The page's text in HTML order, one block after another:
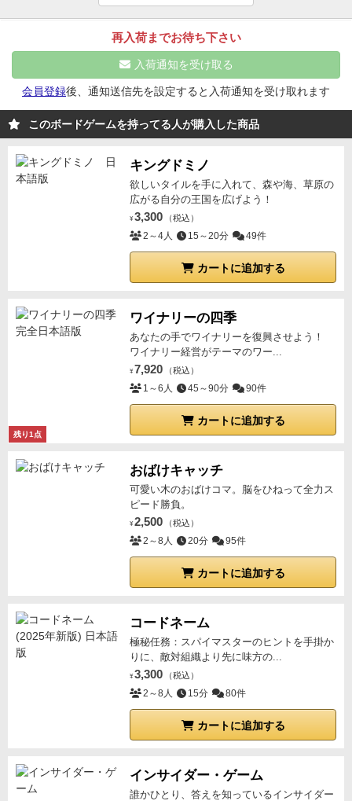
ど、カード一枚一枚への集中力と計画性が試され、考
えている時間はあっという間に過ぎてしまいます。
に「サンドダラー」と呼ばれる金を使うことで、二列
目からカードを取ったり、配置したカードを入れ替え
たりする特殊なアクションを行うことができ、使用す
るタイミングに更なるジレンマが加わります。
14枚目のカードを配置した時点で終了フラグ。二人だ
と45分ほどですが、ほんとに体感は一瞬です。楽しす
ぎて時間が吹っ飛びます。
ストリートのカードがメインですが、絵柄と効果は全
てユニークで、可愛らしいイラストとなっており、飽
きを感じさせません。人型コマは観光客ならカメラの
プリントが、現地民ならサングラスのプリントがひと
つひとつに印刷されていたり、サンドダラーもプリン
飾られたイメージ性の高いものとなっています。
ドは一回のゲームでは使いきれない量があり、最初に
選んで戦略の方向性を決めるメインタイルも種類があ
り、サンドダラーによる特殊アクションも数種類から
ゲーム毎に変えられるなど、リプレイ性もよく考慮さ
れ高められたボリューム感があります。
短く気軽に始められることから、我が家では頻繁に遊
性の高いコンポーネントに癒しがあり、戦略通りにハ
マった時の爽快感も格別なので、本当にオススメで
中量級の新たな選択肢として、ご家庭に置いてお
く価値もあると思いますので、機会があれば是非とも
プレイしていただきたいです。
れぞれ効果があり、主たるリソースである人コマの配
置やデリバリーに関わる。この人コマ（３種類ある）
を得点要素のあるカードへ移動させるのが主な得点源
の１つである。また、カードの配列（建物など）によ
る得点という要素もあり、無駄の無いシステムがうま
く絡み合う。これらのカードによるタブローが個人ご
とのゲームボードを形成しており、その上を観光客、
タブロー構築の醍醐味を味わうことができる。
ゲームごとにランダムの特殊アクションも用意されて
いる。追加のボーナス得点もある。この所要時間１時
間程度の、軽めの中量級によくここまで各要素を取り
た人コマの数・種類やVIPコマの足跡、建物の配列が
メインで、それほど多様なわけではないが、このクラ
把握でき、大差がつくことなく楽しめるだろう。
されたシステムから生じる考えどころはたっぷりある
が、やはりゲーム内の要素は少なめなため、重厚なプ
レイ感を求めるのにはやや物足りない。いわゆるプレ
イヤー間のインタラクションも少なめ。タイルの選択
に早取り要素はあるが、自分の手番を犠牲にしてまで
だ。箱も内容物に比するとずいぶんと大きい。
のレートは７．６弱であるが、非重量級では負のバイ
アスがかかるBGGにおいては健闘しているといえる。
クアックサルバーやパークス、アズールといったよう
な軽中量級の定番と並ぶ存在になり得るか注目の作品
評価7/10 重さ4/10 リプレイ性6/10
点数みたいなもの）くらいだと思うので、自分の好き
な街を作れるのもいい。初期のタイルが個別なため、
VIPのボーナス点の付与されるアイコンがプレイヤー
毎に異なり、そのため狙うカードも被りにくいのかと
思う。出来上がった街の姿もよく、また初期タイルの
種類、サンドダラーアクション（特殊ピック）の種
類、最後の精算内容が複数あるため、カードのランダ
ム性以外にもプレイ感が変わって来る要素が多くあ
り、リプレイ性は高いのではないかと思う（まだ一度
しかやってないが）。最初に書いたように個人的には
ゲームテーマが少し異なっていたが、ゲームとしては
十分に面白く、アートワークなど気になるのであれば
十分に購入価値があるのではないかと思う。
リ表現しているのがすごいなぁと思います。
地元民の行動範囲が微妙に違っていたり、寂れた風景
のカードは点数もしょっぱかったりと妙にリアルなこ
だわりも感じられます。カードの種類・枚数も多く、
並べ方やゲーム展開はほぼ無限です。是非お気に入り
のビーチを造成してみてください。
再入荷までお待ち下さい
入荷通知を受け取る
会員登録後、通知送信先を設定すると入荷通知を受け取れます
このボードゲームを持ってる人が購入した商品
キングドミノ
欲しいタイルを手に入れて、森や海、草原の
広がる自分の王国を広げよう！
¥ 3,300 （税込）
2～4人 15～20分 49件
カートに追加する
残り1点
ワイナリーの四季
あなたの手でワイナリーを復興させよう！
ワイナリー経営がテーマのワー...
¥ 7,920 （税込）
1～6人 45～90分 90件
カートに追加する
おばけキャッチ
可愛い木のおばけコマ。脳をひねって全力ス
ピード勝負。
¥ 2,500 （税込）
2～8人 20分 95件
カートに追加する
コードネーム
極秘任務：スパイマスターのヒントを手掛か
りに、敵対組織より先に味方の...
¥ 3,300 （税込）
2～8人 15分 80件
カートに追加する
インサイダー・ゲーム
誰かひとり、答えを知っているインサイダー